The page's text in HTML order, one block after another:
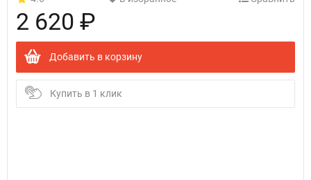
2 620 ₽
Добавить в корзину
Купить в 1 клик